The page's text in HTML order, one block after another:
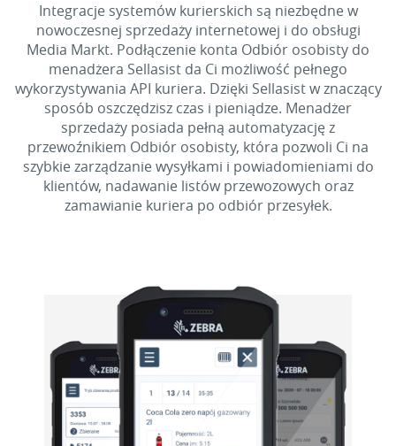
Integracje systemów kurierskich są niezbędne w
nowoczesnej sprzedaży internetowej i do obsługi
Media Markt. Podłączenie konta Odbiór osobisty do
menadżera Sellasist da Ci możliwość pełnego
wykorzystywania API kuriera. Dzięki Sellasist w znaczący
sposób oszczędzisz czas i pieniądze. Menadżer
sprzedaży posiada pełną automatyzację z
przewoźnikiem Odbiór osobisty, która pozwoli Ci na
szybkie zarządzanie wysyłkami i powiadomieniami do
klientów, nadawanie listów przewozowych oraz
zamawianie kuriera po odbiór przesyłek.